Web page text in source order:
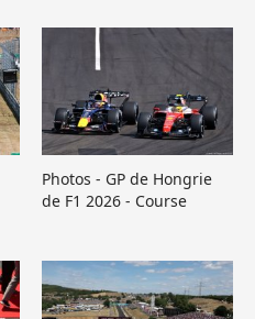
Photos - GP de Hongrie
de F1 2026 - Course